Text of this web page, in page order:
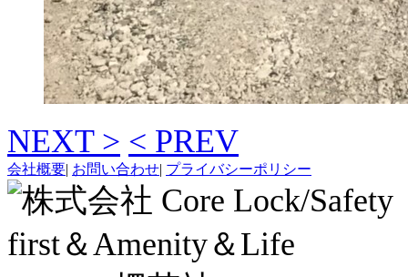
NEXT > < PREV
会社概要| お問い合わせ| プライバシーポリシー